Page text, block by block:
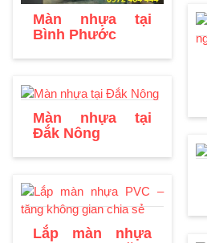
Màn nhựa tại
Bình Phước
Màn nhựa tại
Đắk Nông
Lắp màn nhựa